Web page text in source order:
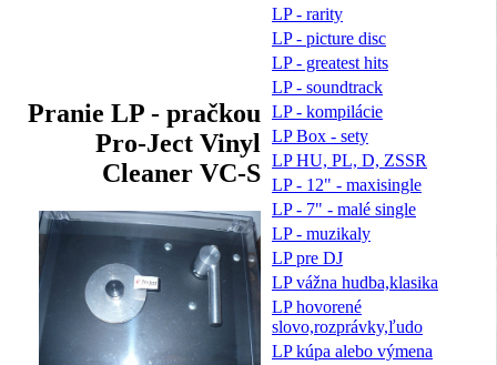
Pranie LP - pračkou
Pro-Ject Vinyl
Cleaner VC-S
LP - rarity
LP - picture disc
LP - greatest hits
LP - soundtrack
LP - kompilácie
LP Box - sety
LP HU, PL, D, ZSSR
LP - 12" - maxisingle
LP - 7" - malé single
LP - muzikaly
LP pre DJ
LP vážna hudba,klasika
LP hovorené
slovo,rozprávky,ľudo
LP kúpa alebo výmena